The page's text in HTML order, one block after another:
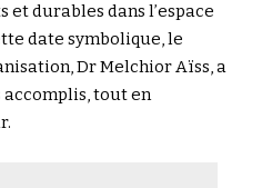
durables dans l’espace
date symbolique, le
Dr Melchior Aïss, a
tout en